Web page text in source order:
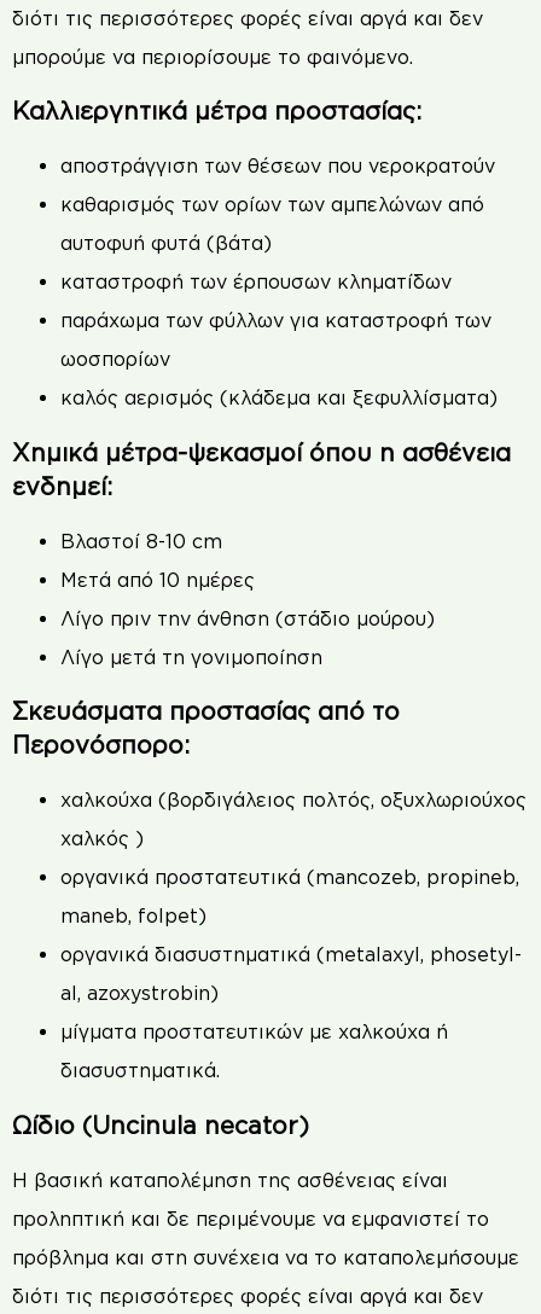
διότι τις περισσότερες φορές είναι αργά και δεν
μπορούμε να περιορίσουμε το φαινόμενο.
Καλλιεργητικά μέτρα προστασίας:
αποστράγγιση των θέσεων που νεροκρατούν
καθαρισμός των ορίων των αμπελώνων από
αυτοφυή φυτά (βάτα)
καταστροφή των έρπουσων κληματίδων
παράχωμα των φύλλων για καταστροφή των
ωοσπορίων
καλός αερισμός (κλάδεμα και ξεφυλλίσματα)
Χημικά μέτρα-ψεκασμοί όπου η ασθένεια
ενδημεί:
Βλαστοί 8-10 cm
Μετά από 10 ημέρες
Λίγο πριν την άνθηση (στάδιο μούρου)
Λίγο μετά τη γονιμοποίηση
Σκευάσματα προστασίας από το
Περονόσπορο:
χαλκούχα (βορδιγάλειος πολτός, οξυχλωριούχος
χαλκός )
οργανικά προστατευτικά (mancozeb, propineb,
maneb, folpet)
οργανικά διασυστηματικά (metalaxyl, phosetyl-
al, azoxystrobin)
μίγματα προστατευτικών με χαλκούχα ή
διασυστηματικά.
Ωίδιο (Uncinula necator)
Η βασική καταπολέμηση της ασθένειας είναι
προληπτική και δε περιμένουμε να εμφανιστεί το
πρόβλημα και στη συνέχεια να το καταπολεμήσουμε
διότι τις περισσότερες φορές είναι αργά και δεν